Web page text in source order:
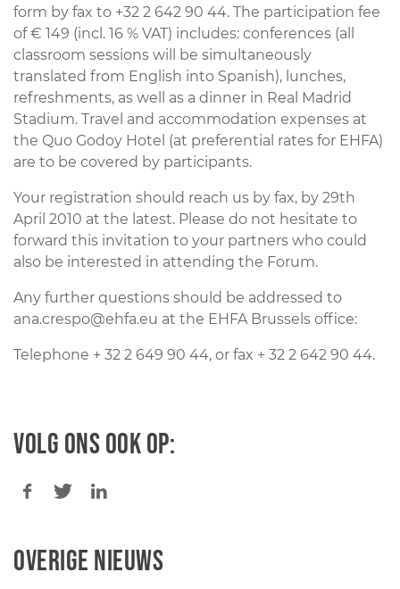
form by fax to +32 2 642 90 44. The participation fee
of € 149 (incl. 16 % VAT) includes: conferences (all
classroom sessions will be simultaneously
translated from English into Spanish), lunches,
refreshments, as well as a dinner in Real Madrid
Stadium. Travel and accommodation expenses at
the Quo Godoy Hotel (at preferential rates for EHFA)
are to be covered by participants.
Your registration should reach us by fax, by 29th
April 2010 at the latest. Please do not hesitate to
forward this invitation to your partners who could
also be interested in attending the Forum.
Any further questions should be addressed to
ana.crespo@ehfa.eu at the EHFA Brussels office:
Telephone + 32 2 649 90 44, or fax + 32 2 642 90 44.
Volg ons ook op:
Overige nieuws